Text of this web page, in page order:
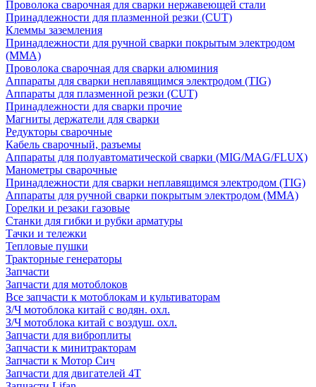
Проволока сварочная для сварки нержавеющей стали
Принадлежности для плазменной резки (CUT)
Клеммы заземления
Принадлежности для ручной сварки покрытым электродом
(MMA)
Проволока сварочная для сварки алюминия
Аппараты для сварки неплавящимся электродом (TIG)
Аппараты для плазменной резки (CUT)
Принадлежности для сварки прочие
Магниты держатели для сварки
Редукторы сварочные
Кабель сварочный, разъемы
Аппараты для полуавтоматической сварки (MIG/MAG/FLUX)
Манометры сварочные
Принадлежности для сварки неплавящимся электродом (TIG)
Аппараты для ручной сварки покрытым электродом (MMA)
Горелки и резаки газовые
Станки для гибки и рубки арматуры
Тачки и тележки
Тепловые пушки
Тракторные генераторы
Запчасти
Запчасти для мотоблоков
Все запчасти к мотоблокам и культиваторам
З/Ч мотоблока китай с водян. охл.
З/Ч мотоблока китай с воздуш. охл.
Запчасти для виброплиты
Запчасти к минитракторам
Запчасти к Мотор Сич
Запчасти для двигателей 4Т